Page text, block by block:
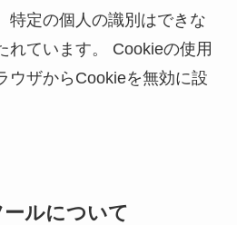
特定の個人の識別はできな
れています。 Cookieの使用
ウザからCookieを無効に設
ルについて